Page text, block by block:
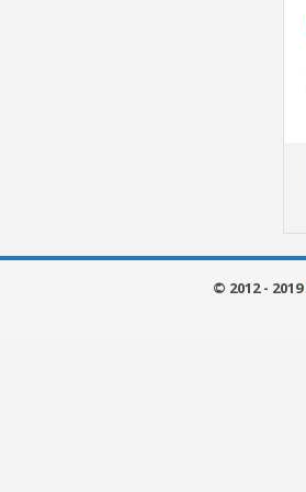
© 2012 - 2019